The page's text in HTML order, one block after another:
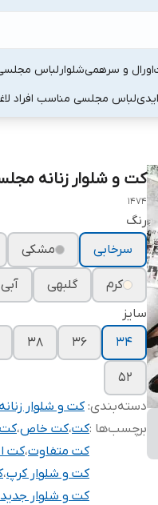
اورال و سرهمیشلوارلباس
لباس مجلسی مناسب افراد
کت و شلوار زنانه مجلسی
1474
رنگ
سرخابی
مشکی
کرم گلبهی
سایز
۳۴
۳۶ ۳۸
۵۲
دسته‌بندی:کت و شلوار
برچسب‌ها :کت،کت خاص،
کت متفاوت،کت
کت و شلوار کرپ،
کت و شلوار جدید